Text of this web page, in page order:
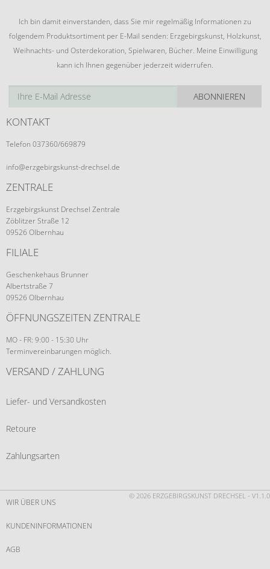
Ich bin damit einverstanden, dass Sie mir regelmäßig Informationen zu
folgendem Produktsortiment per E-Mail senden: Erzgebirgskunst, Holzkunst,
Weihnachts- und Osterdekoration, Spielwaren, Bücher. Meine Einwilligung
kann ich Ihnen gegenüber jederzeit widerrufen.
ABONNIEREN
KONTAKT
Telefon 037360/669879
info@erzgebirgskunst-drechsel.de
ZENTRALE
Erzgebirgskunst Drechsel Zentrale
Zöblitzer Straße 12
09526 Olbernhau
FILIALE
Geschenkehaus Brunner
Albertstraße 7
09526 Olbernhau
ÖFFNUNGSZEITEN ZENTRALE
MO - FR: 9:00 - 15:30 Uhr
Terminvereinbarungen möglich.
VERSAND / ZAHLUNG
Liefer- und Versandkosten
Retoure
Zahlungsarten
© 2026 ERZGEBIRGSKUNST DRECHSEL - V1.1.0
WIR ÜBER UNS
KUNDENINFORMATIONEN
AGB